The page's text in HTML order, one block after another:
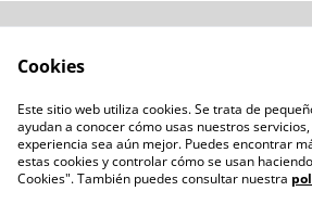
Condiciones
Política de Privacidad
Política de Cookies
Cookies
Este sitio web utiliza cookies. Se trata de
ayudan a conocer cómo usas nuestros
experiencia sea aún mejor. Puedes encontrar
estas cookies y controlar cómo se usan
Cookies". También puedes consultar nuestra